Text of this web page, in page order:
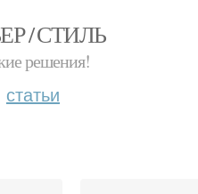
/ СТИЛЬ
решения!
статьи